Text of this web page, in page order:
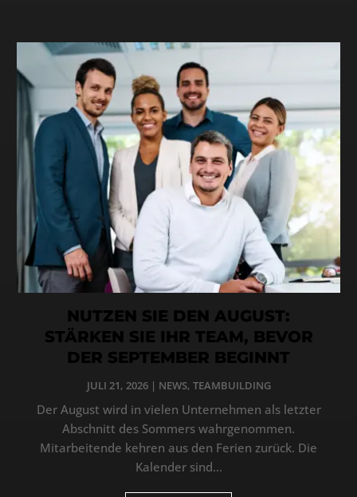
NUTZEN SIE DEN AUGUST:
STÄRKEN SIE IHR TEAM, BEVOR
DER SEPTEMBER BEGINNT
JULI 21, 2026| NEWS, TEAMBUILDING
Der August wird in vielen Unternehmen als letzter
Abschnitt des Sommers wahrgenommen.
Mitarbeitende kehren aus den Ferien zurück. Die
Kalender sind...